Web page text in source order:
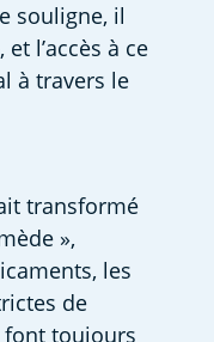
souligne, il
et l’accès à ce
à travers le
transformé
»,
les
de
toujours